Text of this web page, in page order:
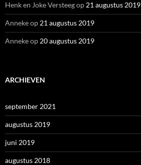
Henk en Joke Versteegop 21 augustus 2019
Annekeop 21 augustus 2019
Annekeop 20 augustus 2019
ARCHIEVEN
september 2021
augustus 2019
juni 2019
augustus 2018